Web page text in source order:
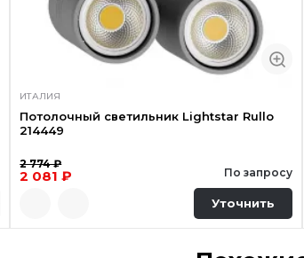
ИТАЛИЯ
Потолочный светильник Lightstar Rullo
214449
2 774 ₽
2 081 ₽ По запросу
Уточнить